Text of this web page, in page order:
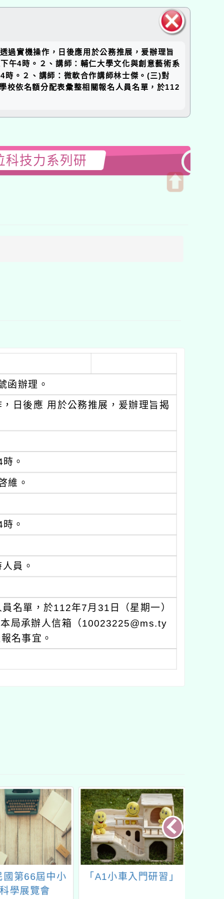
塊
過實機操作，日後應用於公務推展，爰辦理旨
午4時。２、講師：輔仁大學文化與創意藝術系
。２、講師：微軟合作講師林士傑。(三)對
校依名額分配表彙整相關報名人員名單，於112
科技力系列研
函辦理。
日後應 用於公務推展，爰辦理旨揭
。
維。
。
員。
名單，於112年7月31日（星期一）
局承辦人信箱（10023225@ms.ty
名事宜。
國第66屆中小
學展覽會
「A1小車入門研習」